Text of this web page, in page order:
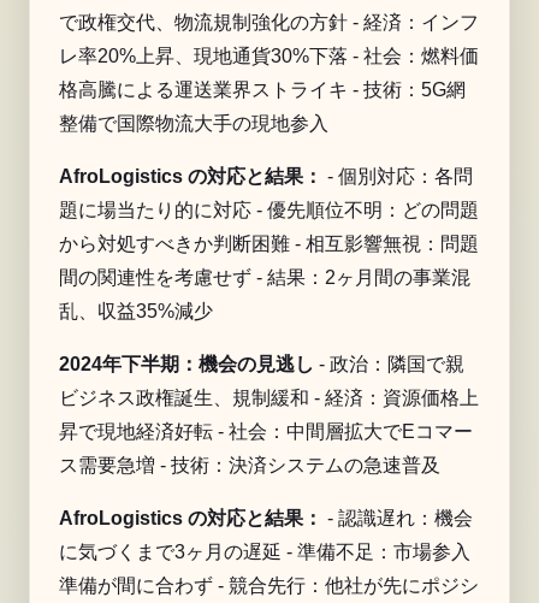
で政権交代、物流規制強化の方針 - 経済：インフ
レ率20%上昇、現地通貨30%下落 - 社会：燃料価
格高騰による運送業界ストライキ - 技術：5G網
整備で国際物流大手の現地参入
AfroLogistics の対応と結果： - 個別対応：各問
題に場当たり的に対応 - 優先順位不明：どの問題
から対処すべきか判断困難 - 相互影響無視：問題
間の関連性を考慮せず - 結果：2ヶ月間の事業混
乱、収益35%減少
2024年下半期：機会の見逃し - 政治：隣国で親
ビジネス政権誕生、規制緩和 - 経済：資源価格上
昇で現地経済好転 - 社会：中間層拡大でEコマー
ス需要急増 - 技術：決済システムの急速普及
AfroLogistics の対応と結果： - 認識遅れ：機会
に気づくまで3ヶ月の遅延 - 準備不足：市場参入
準備が間に合わず - 競合先行：他社が先にポジシ